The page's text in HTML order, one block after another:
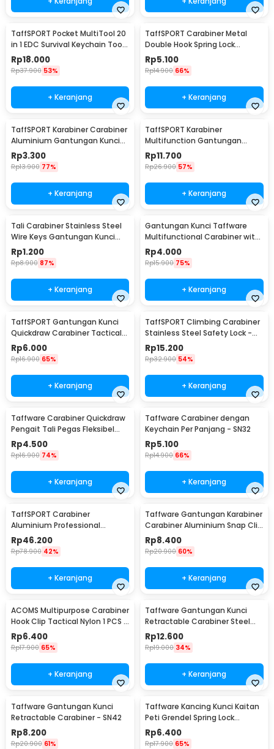
TaffSPORT Pocket MultiTool 20
in 1 EDC Survival Keychain Tool
- ED26
Rp18.000
Rp37.900 53%
+ Keranjang
TaffSPORT Carabiner Metal
Double Hook Spring Lock
Gantungan Kunci 50kg - AT17
Rp5.100
Rp14.900 66%
+ Keranjang
TaffSPORT Karabiner Carabiner
Aluminium Gantungan Kunci
EDC Outdoor 7.5cm - 698
Rp3.300
Rp13.900 77%
+ Keranjang
TaffSPORT Karabiner
Multifunction Gantungan
Kunci Stainless Steel - ED77
Rp11.700
Rp26.900 57%
+ Keranjang
Tali Carabiner Stainless Steel
Wire Keys Gantungan Kunci
Koper 1 PCS - 201380
Rp1.200
Rp8.900 87%
+ Keranjang
Gantungan Kunci Taffware
Multifunctional Carabiner with
Key Chain - SN31
Rp4.000
Rp15.900 75%
+ Keranjang
TaffSPORT Gantungan Kunci
Quickdraw Carabiner Tactical
Nylon Belt - SN74
Rp6.000
Rp16.900 65%
+ Keranjang
TaffSPORT Climbing Carabiner
Stainless Steel Safety Lock -
CE40
Rp15.200
Rp32.900 54%
+ Keranjang
Taffware Carabiner Quickdraw
Pengait Tali Pegas Fleksibel
Outdoor EDC - SN44
Rp4.500
Rp16.900 74%
+ Keranjang
Taffware Carabiner dengan
Keychain Per Panjang - SN32
Rp5.100
Rp14.900 66%
+ Keranjang
TaffSPORT Carabiner
Aluminium Professional
Heavy-Duty Locking 25kN -
CE21
Rp46.200
Rp78.900 42%
+ Keranjang
Taffware Gantungan Karabiner
Carabiner Aluminium Snap Clip
Lock 6 PCS - ST15
Rp8.400
Rp20.900 60%
+ Keranjang
ACOMS Multipurpose Carabiner
Hook Clip Tactical Nylon 1 PCS -
HW75
Rp6.400
Rp17.900 65%
+ Keranjang
Taffware Gantungan Kunci
Retractable Carabiner Steel
Wire - SN40
Rp12.600
Rp19.000 34%
+ Keranjang
Taffware Gantungan Kunci
Retractable Carabiner - SN42
Rp8.200
Rp20.900 61%
Taffware Kancing Kunci Kaitan
Peti Grendel Spring Lock
Stainless Steel XL - J107
Rp6.400
Rp17.900 65%